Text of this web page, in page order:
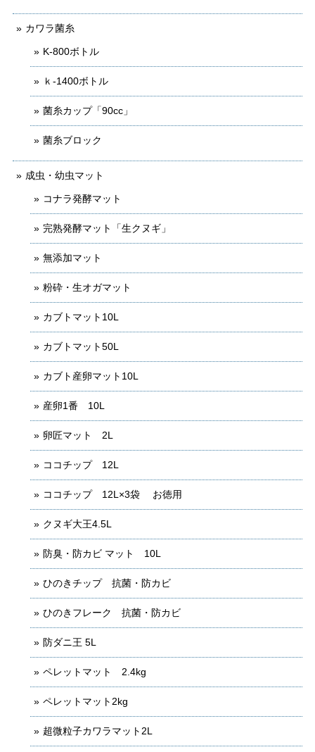
カワラ菌糸
K-800ボトル
ｋ-1400ボトル
菌糸カップ「90cc」
菌糸ブロック
成虫・幼虫マット
コナラ発酵マット
完熟発酵マット「生クヌギ」
無添加マット
粉砕・生オガマット
カブトマット10L
カブトマット50L
カブト産卵マット10L
産卵1番 10L
卵匠マット 2L
ココチップ 12L
ココチップ 12L×3袋 お徳用
クヌギ大王4.5L
防臭・防カビ マット 10L
ひのきチップ 抗菌・防カビ
ひのきフレーク 抗菌・防カビ
防ダニ王 5L
ペレットマット 2.4kg
ペレットマット2kg
超微粒子カワラマット2L